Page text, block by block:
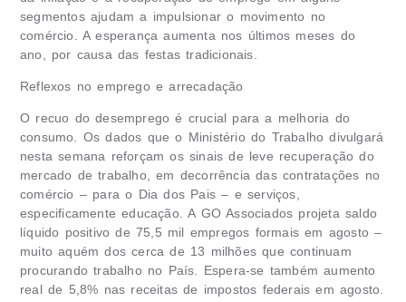
segmentos ajudam a impulsionar o movimento no
comércio. A esperança aumenta nos últimos meses do
ano, por causa das festas tradicionais.
Reflexos no emprego e arrecadação
O recuo do desemprego é crucial para a melhoria do
consumo. Os dados que o Ministério do Trabalho divulgará
nesta semana reforçam os sinais de leve recuperação do
mercado de trabalho, em decorrência das contratações no
comércio – para o Dia dos Pais – e serviços,
especificamente educação. A GO Associados projeta saldo
líquido positivo de 75,5 mil empregos formais em agosto –
muito aquém dos cerca de 13 milhões que continuam
procurando trabalho no País. Espera-se também aumento
real de 5,8% nas receitas de impostos federais em agosto.